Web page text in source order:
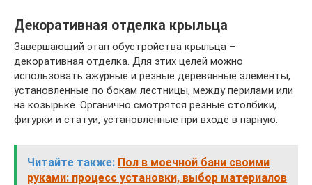
Декоративная отделка крыльца
Завершающий этап обустройства крыльца –
декоративная отделка. Для этих целей можно
использовать ажурные и резные деревянные элементы,
установленные по бокам лестницы, между перилами или
на козырьке. Органично смотрятся резные столбики,
фигурки и статуи, установленные при входе в парную.
Читайте также: Пол в моечной бани своими
руками: процесс установки, выбор материалов